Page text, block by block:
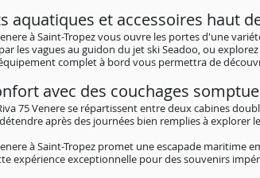
aquatiques et accessoires haut
à Saint-Tropez vous ouvre les portes d'une
les vagues au guidon du jet ski Seadoo, ou
complet à bord vous permettra de
avec des couchages
75 Venere se répartissent entre deux cabines
après des journées bien remplies à explorer
à Saint-Tropez promet une escapade maritime
expérience exceptionnelle pour des souvenirs